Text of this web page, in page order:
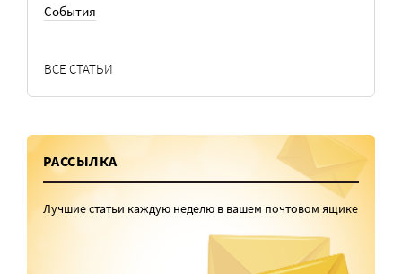
События
ВСЕ СТАТЬИ
РАССЫЛКА
Лучшие статьи каждую неделю в вашем почтовом ящике